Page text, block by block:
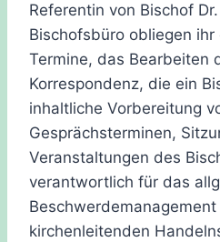
Referentin von Bischof
Bischofsbüro obliegen
Termine, das Bearbeiten
Korrespondenz, die ein
inhaltliche Vorbereitung
Gesprächsterminen,
Veranstaltungen des
verantwortlich für das
kirchenleitenden